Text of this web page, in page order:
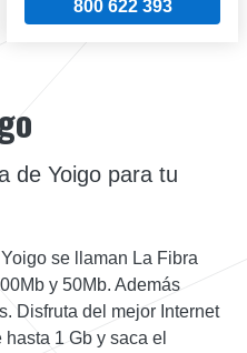
800 622 393
de Yoigo para tu
se llaman La Fibra
y 50Mb. Además
Disfruta del mejor Internet
1 Gb y saca el